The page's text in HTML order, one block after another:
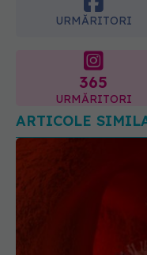
URMĂRITORI
365
URMĂRITORI
ARTICOLE